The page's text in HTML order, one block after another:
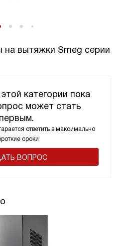
на вытяжки Smeg серии
категории пока
может стать
первым.
ответить в максимально
сроки
ВОПРОС